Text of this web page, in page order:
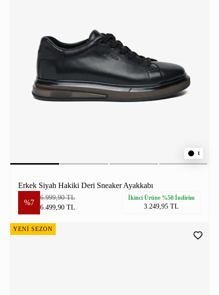
1
Erkek Siyah Hakiki Deri Sneaker Ayakkabı
%7
6.999,90 TL
6.499,90 TL
İkinci Ürüne %50 İndirim
3.249,95 TL
YENİ SEZON